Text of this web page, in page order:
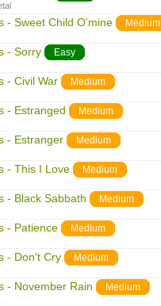
- Sweet Child O'mine Medium
- Sorry Easy
- Civil War Medium
- Estranged Medium
- Estranger Medium
- This I Love Medium
- Black Sabbath Medium
- Patience Medium
- Don't Cry Medium
- November Rain Medium